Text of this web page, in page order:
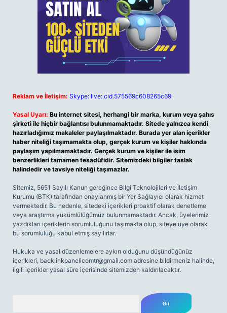
Reklam ve İletişim: Skype: live:.cid.575569c608265c69
Yasal Uyarı: Bu internet sitesi, herhangi bir marka, kurum veya şahıs
şirketi ile hiçbir bağlantısı bulunmamaktadır. Sitede yalnızca kendi
hazırladığımız makaleler paylaşılmaktadır. Burada yer alan içerikler
haber niteliği taşımamakta olup, gerçek kurum ve kişiler hakkında
paylaşım yapılmamaktadır. Gerçek kurum ve kişiler ile isim
benzerlikleri tamamen tesadüfidir. Sitemizdeki bilgiler taslak
halindedir ve tavsiye niteliği taşımazlar.
Sitemiz, 5651 Sayılı Kanun gereğince Bilgi Teknolojileri ve İletişim
Kurumu (BTK) tarafından onaylanmış bir Yer Sağlayıcı olarak hizmet
vermektedir. Bu nedenle, sitedeki içerikleri proaktif olarak denetleme
veya araştırma yükümlülüğümüz bulunmamaktadır. Ancak, üyelerimiz
yazdıkları içeriklerin sorumluluğunu taşımakta olup, siteye üye olarak
bu sorumluluğu kabul etmiş sayılırlar.
Hukuka ve yasal düzenlemelere aykırı olduğunu düşündüğünüz
içerikleri, backlinkpanelicomtr@gmail.com adresine bildirmeniz halinde,
ilgili içerikler yasal süre içerisinde sitemizden kaldırılacaktır.